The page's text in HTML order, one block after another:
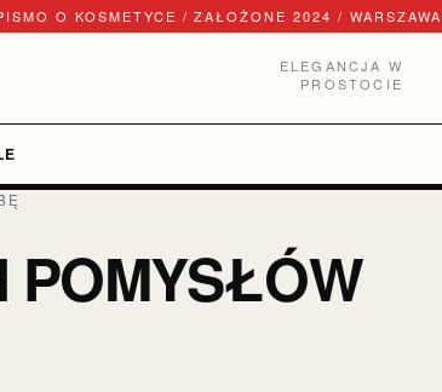
O KOSMETYCE / ZAŁOŻONE 2024 / WARSZAWA
ELEGANCJA W
PROSTOCIE
POMYSŁÓW